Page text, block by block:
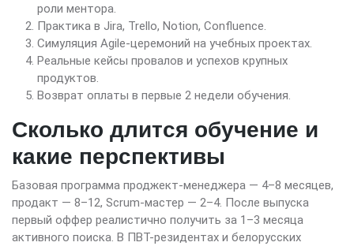
роли ментора.
Практика в Jira, Trello, Notion, Confluence.
Симуляция Agile-церемоний на учебных проектах.
Реальные кейсы провалов и успехов крупных
продуктов.
Возврат оплаты в первые 2 недели обучения.
Сколько длится обучение и
какие перспективы
Базовая программа проджект-менеджера — 4–8 месяцев,
продакт — 8–12, Scrum-мастер — 2–4. После выпуска
первый оффер реалистично получить за 1–3 месяца
активного поиска. В ПВТ-резидентах и белорусских